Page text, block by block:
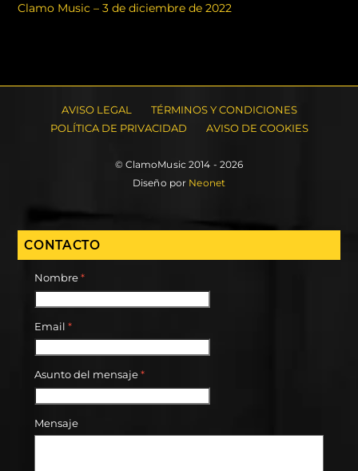
Clamo Music – 3 de diciembre de 2022
AVISO LEGAL
TÉRMINOS Y CONDICIONES
POLÍTICA DE PRIVACIDAD
AVISO DE COOKIES
© ClamoMusic 2014 - 2026
Diseño por Neonet
CONTACTO
Nombre*
Email *
Asunto del mensaje*
Mensaje